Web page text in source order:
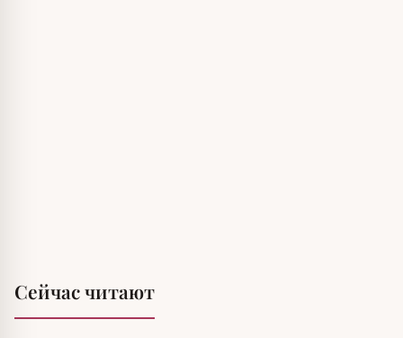
Сейчас читают